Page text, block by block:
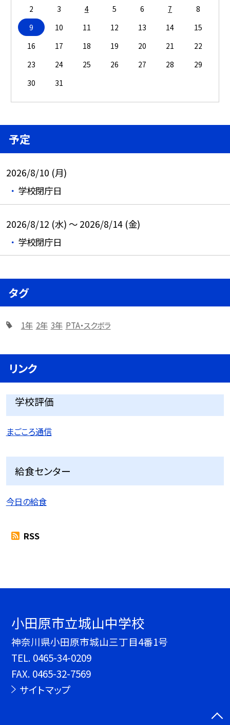
2
3 4 5 6 7
8
9
10 11 12 13 14
15
16
17 18 19 20 21
22
23
24 25 26 27 28
29
30
31
予定
2026/8/10 (月)
学校閉庁日
2026/8/12 (水) ～ 2026/8/14 (金)
学校閉庁日
タグ
1年 2年 3年 PTA・スクボラ
リンク
学校評価
まごころ通信
給食センター
今日の給食
RSS
小田原市立城山中学校
神奈川県小田原市城山三丁目4番1号
TEL. 0465-34-0209
FAX. 0465-32-7569
サイトマップ